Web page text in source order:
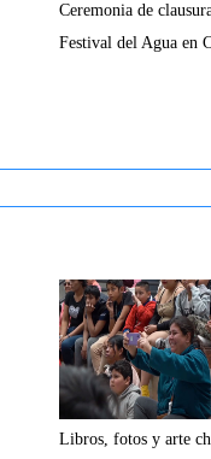
Ceremonia de
Festival del Agua en
Libros, fotos y arte